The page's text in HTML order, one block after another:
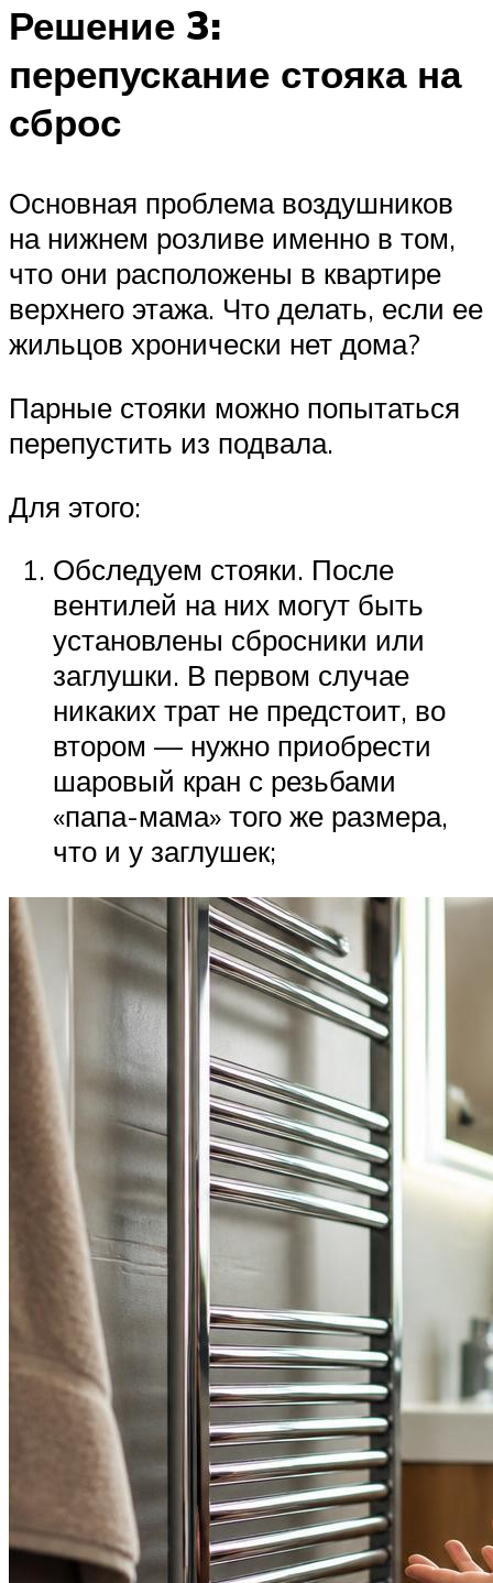
Решение 3:
перепускание стояка на
сброс
Основная проблема воздушников
на нижнем розливе именно в том,
что они расположены в квартире
верхнего этажа. Что делать, если ее
жильцов хронически нет дома?
Парные стояки можно попытаться
перепустить из подвала.
Для этого:
Обследуем стояки. После
вентилей на них могут быть
установлены сбросники или
заглушки. В первом случае
никаких трат не предстоит, во
втором — нужно приобрести
шаровый кран с резьбами
«папа-мама» того же размера,
что и у заглушек;